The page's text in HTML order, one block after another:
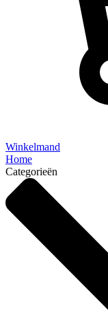
Winkelmand
Home
Categorieën